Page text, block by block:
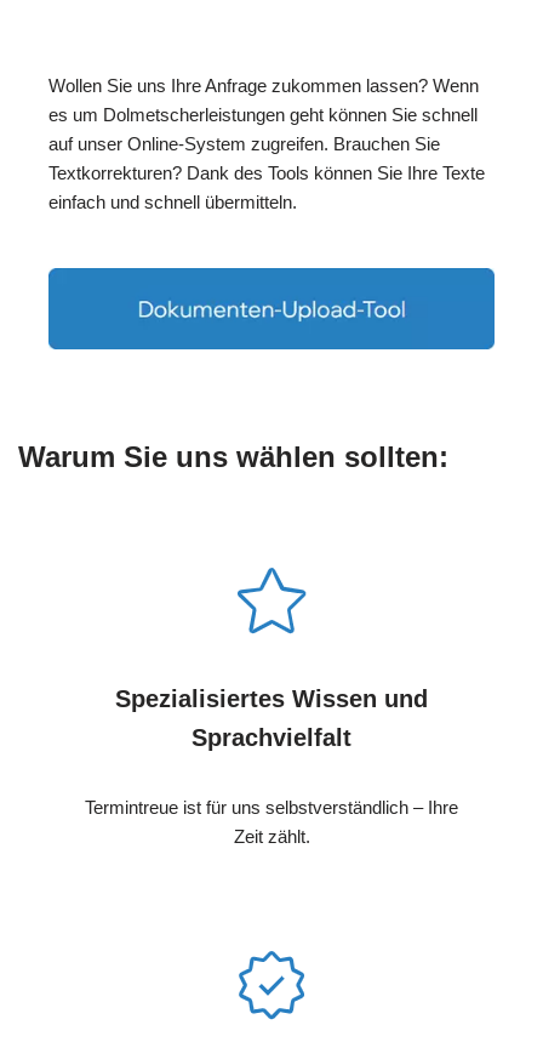
Wollen Sie uns Ihre Anfrage zukommen lassen? Wenn
es um Dolmetscherleistungen geht können Sie schnell
auf unser Online-System zugreifen. Brauchen Sie
Textkorrekturen? Dank des Tools können Sie Ihre Texte
einfach und schnell übermitteln.
Warum Sie uns wählen sollten:
Spezialisiertes Wissen und
Sprachvielfalt
Termintreue ist für uns selbstverständlich – Ihre
Zeit zählt.